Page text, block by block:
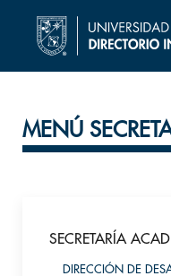
MENÚ
SECRETARÍA
DIRECCIÓN DE